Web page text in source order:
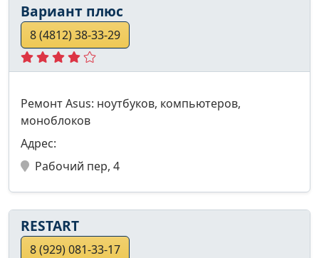
Вариант плюс
8 (4812) 38-33-29
Ремонт Asus: ноутбуков, компьютеров,
моноблоков
Адрес:
Рабочий пер, 4
RESTART
8 (929) 081-33-17